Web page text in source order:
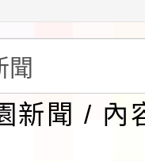
活動實施
部校安中
領人才培
桃園市
新聞 / 內